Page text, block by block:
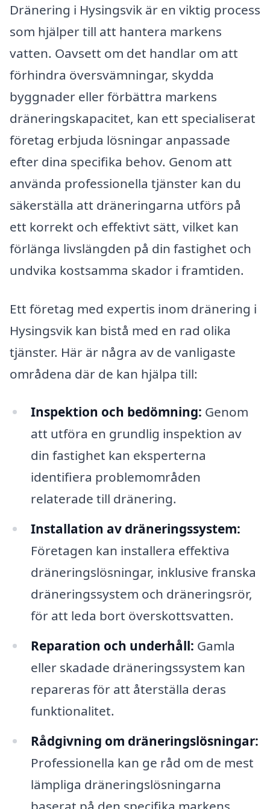
Dränering i Hysingsvik är en viktig process
som hjälper till att hantera markens
vatten. Oavsett om det handlar om att
förhindra översvämningar, skydda
byggnader eller förbättra markens
dräneringskapacitet, kan ett specialiserat
företag erbjuda lösningar anpassade
efter dina specifika behov. Genom att
använda professionella tjänster kan du
säkerställa att dräneringarna utförs på
ett korrekt och effektivt sätt, vilket kan
förlänga livslängden på din fastighet och
undvika kostsamma skador i framtiden.
Ett företag med expertis inom dränering i
Hysingsvik kan bistå med en rad olika
tjänster. Här är några av de vanligaste
områdena där de kan hjälpa till:
Inspektion och bedömning: Genom
att utföra en grundlig inspektion av
din fastighet kan eksperterna
identifiera problemområden
relaterade till dränering.
Installation av dräneringssystem:
Företagen kan installera effektiva
dräneringslösningar, inklusive franska
dräneringssystem och dräneringsrör,
för att leda bort överskottsvatten.
Reparation och underhåll: Gamla
eller skadade dräneringssystem kan
repareras för att återställa deras
funktionalitet.
Rådgivning om dräneringslösningar:
Professionella kan ge råd om de mest
lämpliga dräneringslösningarna